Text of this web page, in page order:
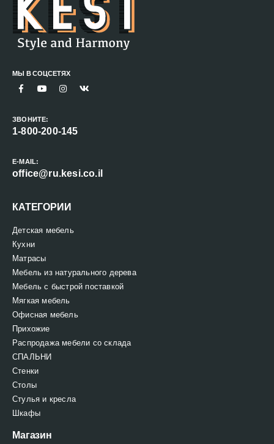
МЫ В СОЦСЕТЯХ
ЗВОНИТЕ:
1-800-200-145
E-MAIL:
office@ru.kesi.co.il
КАТЕГОРИИ
Детская мебель
Кухни
Матрасы
Мебель из натурального дерева
Мебель с быстрой поставкой
Мягкая мебель
Офисная мебель
Прихожие
Распродажа мебели со склада
СПАЛЬНИ
Стенки
Столы
Стулья и кресла
Шкафы
Магазин